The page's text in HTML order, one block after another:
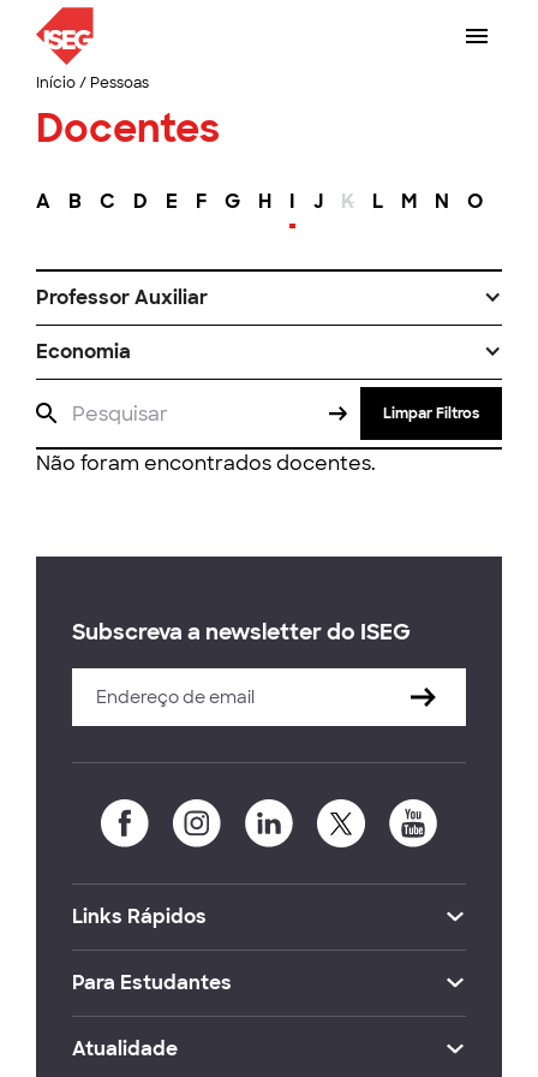
Início/ Pessoas
Docentes
A B C D E F G H I J K L M N O
Professor Auxiliar
Economia
Limpar Filtros
Não foram encontrados docentes.
Subscreva a newsletter do ISEG
Links Rápidos
Para Estudantes
Atualidade